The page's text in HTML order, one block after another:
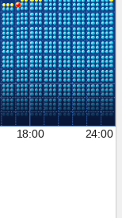
18:00 24:00